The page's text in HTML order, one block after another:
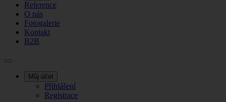
Reference
O nás
Fotogalerie
Kontakt
B2B
Můj účet
Přihlášení
Registrace